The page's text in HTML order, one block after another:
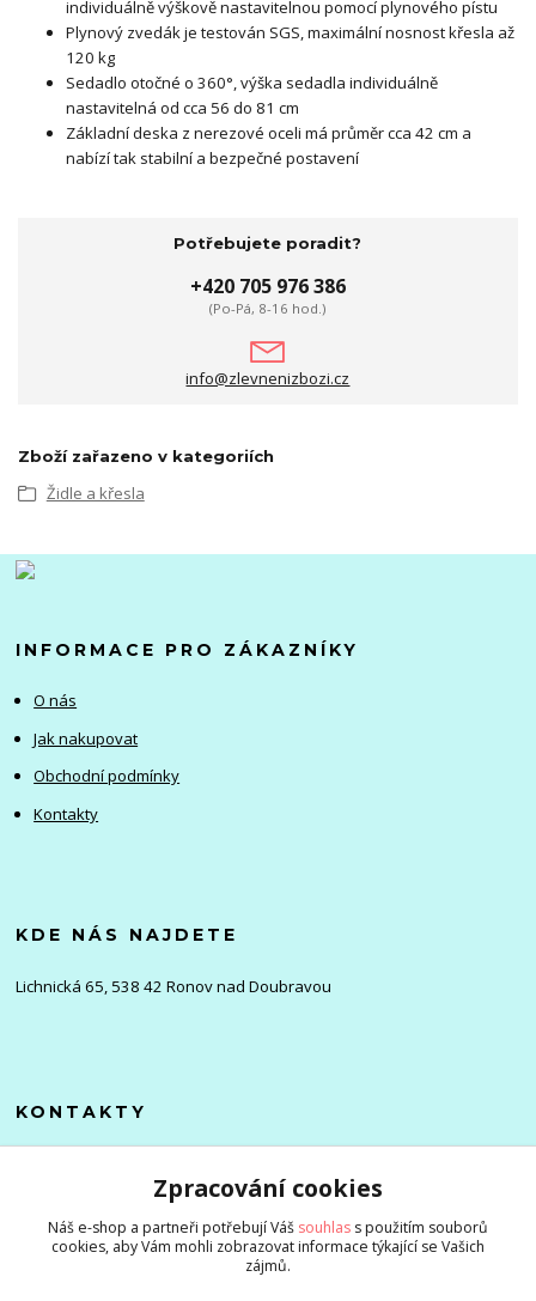
individuálně výškově nastavitelnou pomocí plynového pístu
Plynový zvedák je testován SGS, maximální nosnost křesla až
120 kg
Sedadlo otočné o 360°, výška sedadla individuálně
nastavitelná od cca 56 do 81 cm
Základní deska z nerezové oceli má průměr cca 42 cm a
nabízí tak stabilní a bezpečné postavení
Potřebujete poradit?
+420 705 976 386
(Po-Pá, 8-16 hod.)
info@zlevnenizbozi.cz
Zboží zařazeno v kategoriích
Židle a křesla
INFORMACE PRO ZÁKAZNÍKY
O nás
Jak nakupovat
Obchodní podmínky
Kontakty
KDE NÁS NAJDETE
Lichnická 65, 538 42 Ronov nad Doubravou
KONTAKTY
+420 705 976 386
info@zlevnenizbozi.cz
Zpracování cookies
Náš e-shop a partneři potřebují Váš souhlas s použitím souborů
cookies, aby Vám mohli zobrazovat informace týkající se Vašich
zájmů.